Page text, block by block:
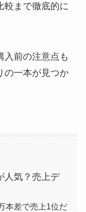
較まで徹底的に
入前の注意点も
の一本が見つか
人気？売上デ
本差で売上1位だ